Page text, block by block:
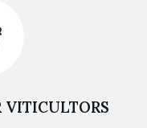
VITICULTORS